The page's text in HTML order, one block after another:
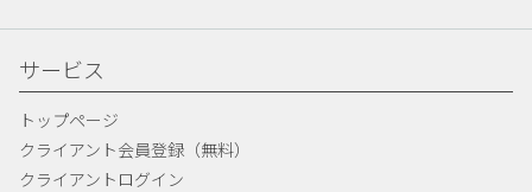
サービス
トップページ
クライアント会員登録（無料）
クライアントログイン